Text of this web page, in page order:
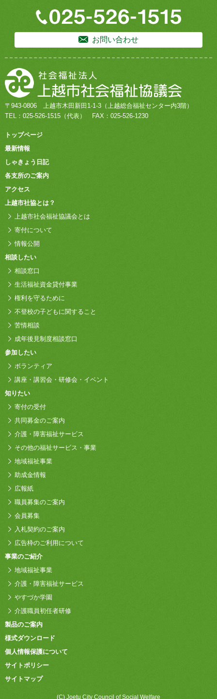
お問い合わせ
〒943-0806 上越市木田新田1-1-3 （上越総合福祉センター内3階）
TEL： 025-526-1515 （代表） FAX：025-526-1230
トップページ
最新情報
しゃきょう日記
各支所のご案内
アクセス
上越市社協とは？
上越市社会福祉協議会とは
寄付について
情報公開
相談したい
相談窓口
生活福祉資金貸付事業
権利を守るために
不登校の子どもに関すること
苦情相談
成年後見制度相談窓口
参加したい
ボランティア
講座・講習会・研修会・イベント
知りたい
寄付の受付
共同募金のご案内
介護・障害福祉サービス
その他の福祉サービス・事業
地域福祉事業
助成金情報
広報紙
職員募集のご案内
会員募集
入札契約のご案内
広告枠のご利用について
事業のご紹介
地域福祉事業
介護・障害福祉サービス
やすづか学園
介護職員初任者研修
製品のご案内
様式ダウンロード
個人情報保護について
サイトポリシー
サイトマップ
(C) Joetu City Council of Social Welfare